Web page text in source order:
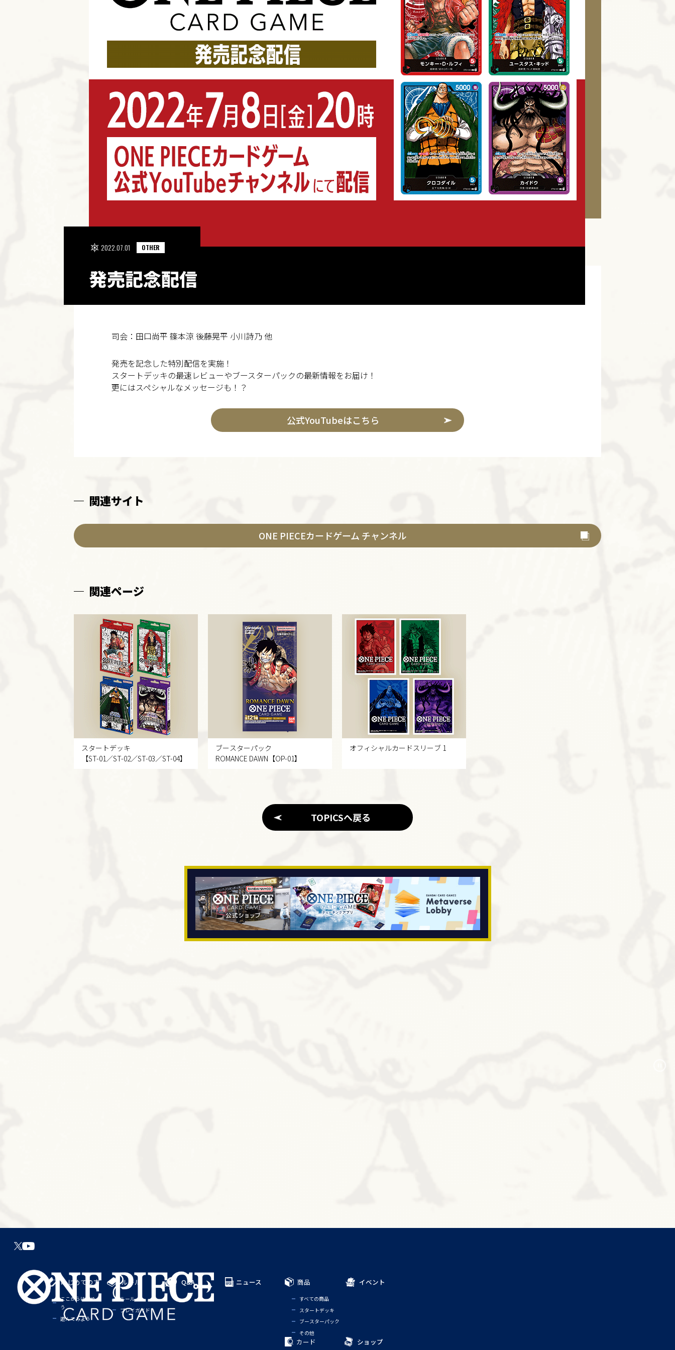
発売記念配信
2022.07.01 OTHER
司会：田口尚平 篠本涼 後藤晃平 小川詩乃 他
発売を記念した特別配信を実施！
スタートデッキの最速レビューやブースターパックの最新情報をお届け！
更にはスペシャルなメッセージも！？
公式YouTubeはこちら
関連サイト
ONE PIECEカードゲーム チャンネル
関連ページ
スタートデッキ
【ST-01／ST-02／ST-03／ST-04】
ブースターパック
ROMANCE DAWN 【OP-01】
オフィシャルカードスリーブ 1
TOPICSへ戻る
はじめての方
ここからはじめよ
う
遊んでみよう
ルール
ルール
プレイガイド
Q&A ニュース 商品
すべての商品
スタートデッキ
ブースターパック
その他
イベント
カード ショップ